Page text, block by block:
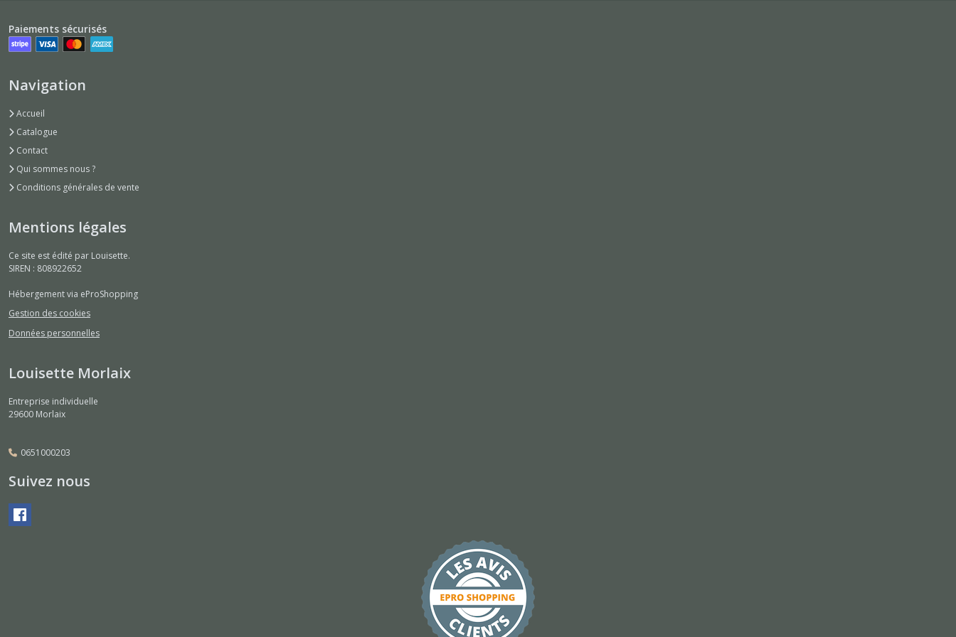
les
résultats
Paiements sécurisés
Navigation
Accueil
Catalogue
Contact
Qui sommes nous ?
Conditions générales de vente
Mentions légales
Ce site est édité par Louisette.
SIREN : 808922652
Hébergement via eProShopping
Gestion des cookies
Données personnelles
Louisette Morlaix
Entreprise individuelle
29600 Morlaix
0651000203
Suivez nous